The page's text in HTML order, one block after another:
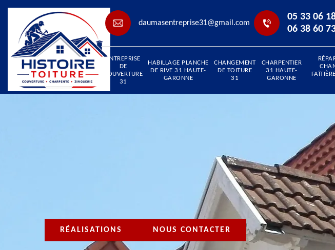
daumasentreprise31@gmail.com
05 33 06
06 38 60
ENTREPRISE
DE
COUVERTURE
31
HABILLAGE PLANCHE
DE RIVE 31 HAUTE-
GARONNE
CHANGEMENT
DE TOITURE
31
CHARPENTIER
31 HAUTE-
GARONNE
RÉALISATIONS NOUS CONTACTER